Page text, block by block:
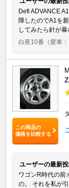
Defi ADVANCE
障したのでA1を
してみたら針が暴
白夜10番 （愛車
この商品の
価格を比較する
ユーザーの最新
ワゴンR時代の前
の。 それを私が